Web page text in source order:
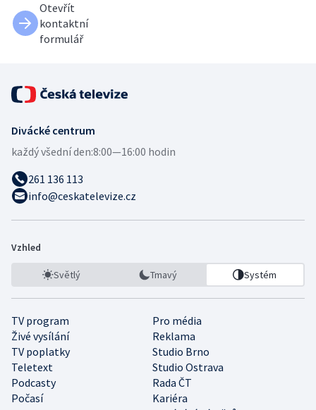
Otevřít
kontaktní
formulář
Divácké centrum
každý všední den:8:00—16:00 hodin
261 136 113
info@ceskatelevize.cz
Vzhled
Světlý Tmavý Systém
TV program
Pro média
Živé vysílání
Reklama
TV poplatky
Studio Brno
Teletext
Studio Ostrava
Podcasty
Rada ČT
Počasí
Kariéra